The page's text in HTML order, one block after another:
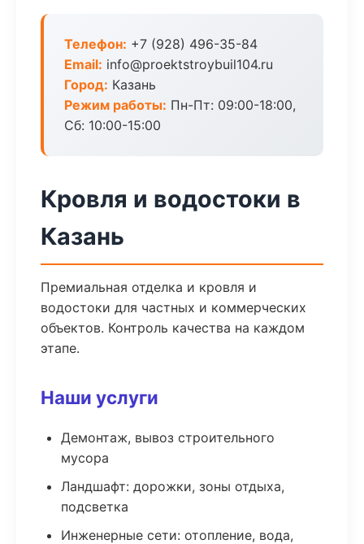
Телефон: +7 (928) 496-35-84
Email: info@proektstroybuil104.ru
Город: Казань
Режим работы: Пн-Пт: 09:00-18:00,
Сб: 10:00-15:00
Кровля и водостоки в
Казань
Премиальная отделка и кровля и
водостоки для частных и коммерческих
объектов. Контроль качества на каждом
этапе.
Наши услуги
Демонтаж, вывоз строительного
мусора
Ландшафт: дорожки, зоны отдыха,
подсветка
Инженерные сети: отопление, вода,